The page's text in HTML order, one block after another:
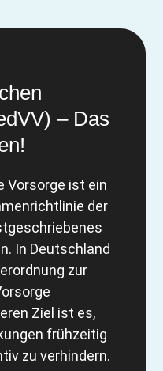
– Das
Vorsorge ist ein
der
In Deutschland
zur
Ziel ist es,
frühzeitig
zu verhindern.